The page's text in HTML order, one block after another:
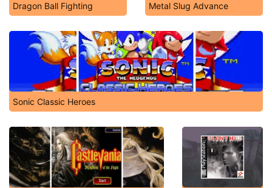
Dragon Ball Fighting Metal Slug Advance
Sonic Classic Heroes